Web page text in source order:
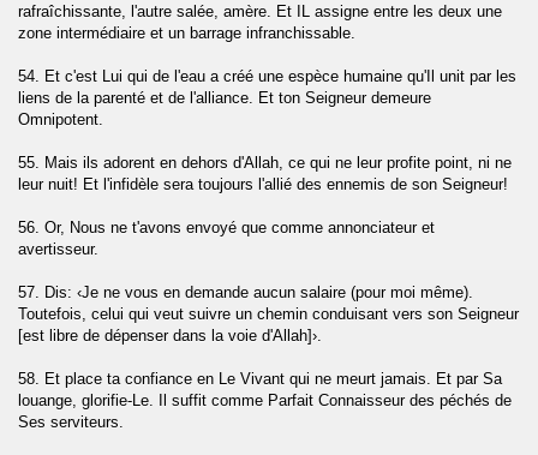
rafraîchissante, l'autre salée, amère. Et IL assigne entre les deux une
zone intermédiaire et un barrage infranchissable.
54. Et c'est Lui qui de l'eau a créé une espèce humaine qu'Il unit par les
liens de la parenté et de l'alliance. Et ton Seigneur demeure
Omnipotent.
55. Mais ils adorent en dehors d'Allah, ce qui ne leur profite point, ni ne
leur nuit! Et l'infidèle sera toujours l'allié des ennemis de son Seigneur!
56. Or, Nous ne t'avons envoyé que comme annonciateur et
avertisseur.
57. Dis: ‹Je ne vous en demande aucun salaire (pour moi même).
Toutefois, celui qui veut suivre un chemin conduisant vers son Seigneur
[est libre de dépenser dans la voie d'Allah]›.
58. Et place ta confiance en Le Vivant qui ne meurt jamais. Et par Sa
louange, glorifie-Le. Il suffit comme Parfait Connaisseur des péchés de
Ses serviteurs.
les âmes (An-Naziate)
Takwir)